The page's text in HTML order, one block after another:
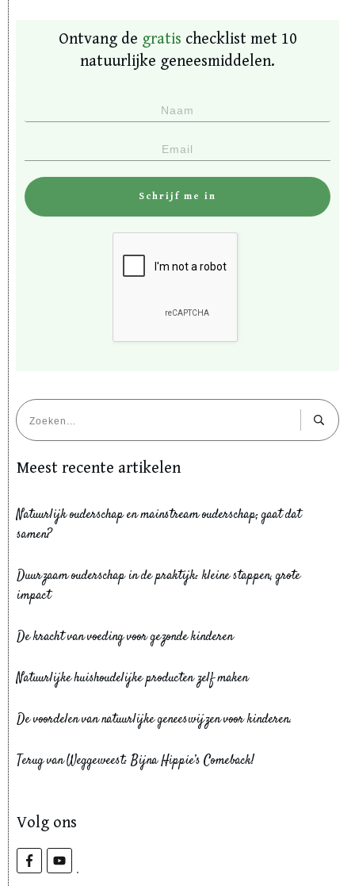
Ontvang de gratis checklist met 10
natuurlijke geneesmiddelen.
Schrijf me in
Meest recente artikelen
Natuurlijk ouderschap en mainstream ouderschap; gaat dat
samen?
Duurzaam ouderschap in de praktijk: kleine stappen, grote
impact
De kracht van voeding voor gezonde kinderen
Natuurlijke huishoudelijke producten zelf maken
De voordelen van natuurlijke geneeswijzen voor kinderen.
Terug van Weggeweest: Bijna Hippie’s Comeback!
Volg ons